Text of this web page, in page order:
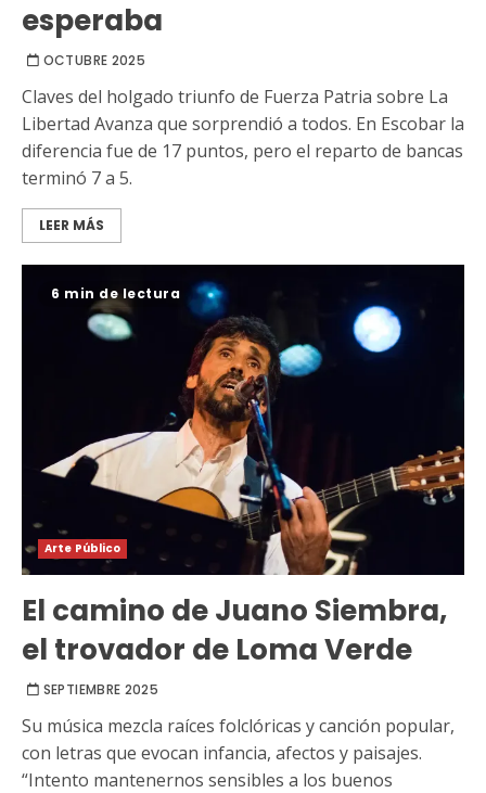
esperaba
OCTUBRE 2025
Claves del holgado triunfo de Fuerza Patria sobre La
Libertad Avanza que sorprendió a todos. En Escobar la
diferencia fue de 17 puntos, pero el reparto de bancas
terminó 7 a 5.
LEER MÁS
6 min de lectura
Arte Público
El camino de Juano Siembra,
el trovador de Loma Verde
SEPTIEMBRE 2025
Su música mezcla raíces folclóricas y canción popular,
con letras que evocan infancia, afectos y paisajes.
“Intento mantenernos sensibles a los buenos